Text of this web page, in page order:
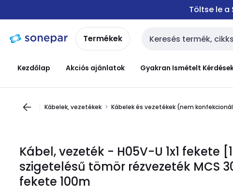
navigációhoztartalomra
Töltse le
Termékek Keresési bemenet
Kezdőlap Akciós ajánlatok Gyakran Ismételt
Kábelek, vezetékek Kábelek és vezetékek (nem
Kábel, vezeték - H05V-U 1x1 fekete
szigetelésű tömör rézvezeték MCS
fekete 100m